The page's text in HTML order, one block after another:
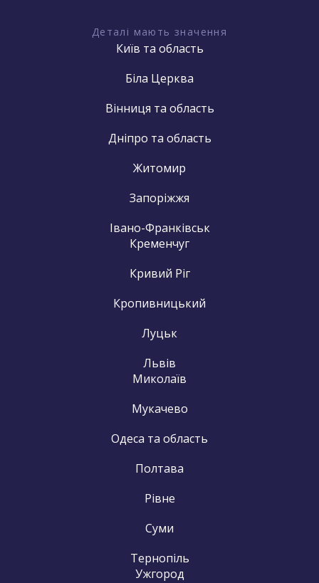
Деталі мають значення
Київ та область
Біла Церква
Вінниця та область
Дніпро та область
Житомир
Запоріжжя
Івано-Франківськ
Кременчуг
Кривий Ріг
Кропивницький
Луцьк
Львів
Миколаїв
Мукачево
Одеса та область
Полтава
Рівне
Суми
Тернопіль
Ужгород